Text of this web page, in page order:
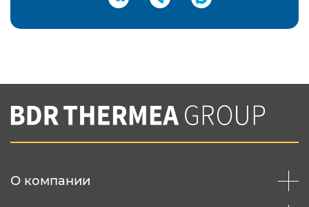
Подтвердить e-mail
Вы соглашаетесь с нашей политикой
конфеденциальности
О компании